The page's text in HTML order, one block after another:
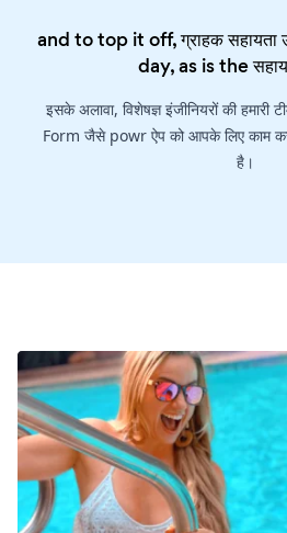
and to top it off, ग्राहक
day, as is the
इसके अलावा, विशेषज्ञ इंजीनियरों की
Form जैसे powr ऐप को आपके लिए काम
है।